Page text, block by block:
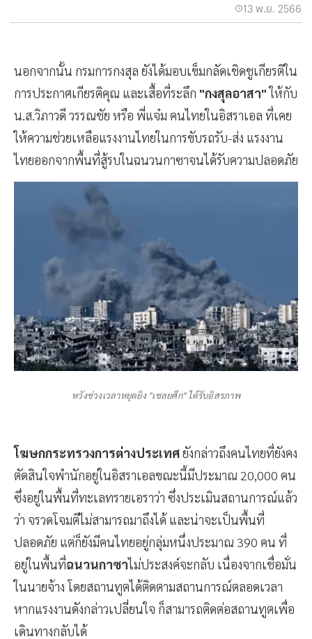
13 พ.ย. 2566
นอกจากนั้น กรมการกงสุล ยังได้มอบเข็มกลัดเชิดชูเกียรติใน
การประกาศเกียรติคุณ และเสื้อที่ระลึก "กงสุลอาสา"ให้กับ
น.ส.วิภาวดี วรรณชัย หรือ พี่แจ๋ม คนไทยในอิสราเอล ที่เคย
ให้ความช่วยเหลือแรงงานไทยในการขับรถรับ-ส่ง แรงงาน
ไทยออกจากพื้นที่สู้รบในฉนวนกาซาจนได้รับความปลอดภัย
หวังช่วงเวลาหยุดยิง "เชลยศึก" ได้รับอิสรภาพ
โฆษกกระทรวงการต่างประเทศยังกล่าวถึงคนไทยที่ยังคง
ตัดสินใจพำนักอยู่ในอิสราเอลขณะนี้มีประมาณ 20,000 คน
ซึ่งอยู่ในพื้นที่ทะเลทรายเอราว่า ซึ่งประเมินสถานการณ์แล้ว
ว่า จรวดโจมตีไม่สามารถมาถึงได้ และน่าจะเป็นพื้นที่
ปลอดภัย แต่ก็ยังมีคนไทยอยู่กลุ่มหนึ่งประมาณ 390 คน ที่
อยู่ในพื้นที่ฉนวนกาซาไม่ประสงค์จะกลับ เนื่องจากเชื่อมั่น
ในนายจ้าง โดยสถานทูตได้ติดตามสถานการณ์ตลอดเวลา
หากแรงงานดังกล่าวเปลี่ยนใจ ก็สามารถติดต่อสถานทูตเพื่อ
เดินทางกลับได้